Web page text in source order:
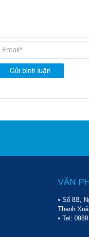
Gửi bình luận
VĂN
• Số 8B,
Thanh
• Tel: